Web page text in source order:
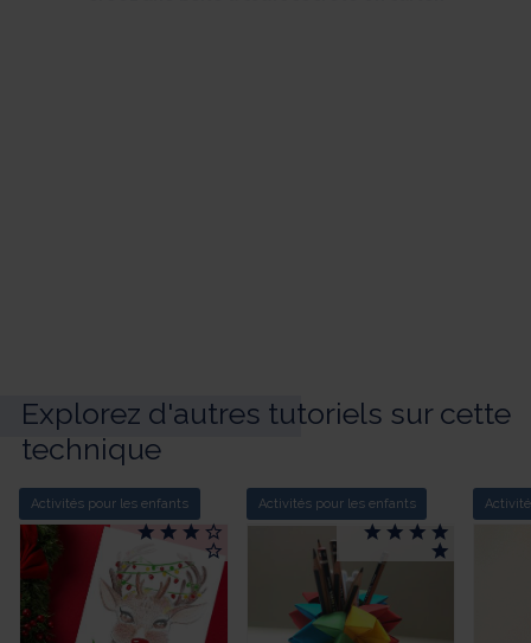
Explorez d'autres tutoriels sur cette
technique
Activités pour les enfants Activités pour les enfants